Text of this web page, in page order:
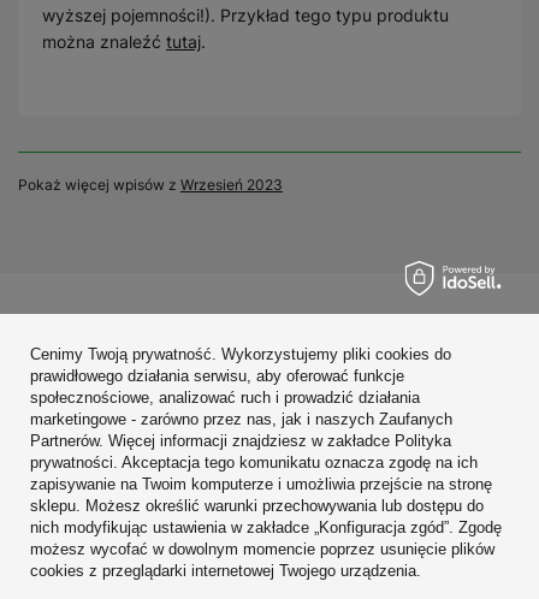
wyższej pojemności!). Przykład tego typu produktu
można znaleźć tutaj.
Pokaż więcej wpisów z Wrzesień 2023
Konto
Regulaminy
Zobacz również
W sklepie prezentujemy ceny brutto (z VAT).
Cenimy Twoją prywatność. Wykorzystujemy pliki cookies do
prawidłowego działania serwisu, aby oferować funkcje
społecznościowe, analizować ruch i prowadzić działania
marketingowe - zarówno przez nas, jak i naszych Zaufanych
Partnerów. Więcej informacji znajdziesz w zakładce Polityka
prywatności. Akceptacja tego komunikatu oznacza zgodę na ich
zapisywanie na Twoim komputerze i umożliwia przejście na stronę
sklepu. Możesz określić warunki przechowywania lub dostępu do
nich modyfikując ustawienia w zakładce „Konfiguracja zgód”. Zgodę
możesz wycofać w dowolnym momencie poprzez usunięcie plików
cookies z przeglądarki internetowej Twojego urządzenia.